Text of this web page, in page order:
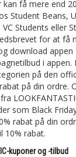
få mere end
Student Beans,
Students eller
for at få
download
i
på den
på din ordre.
som Black
rabat på din
10% rabat.
kuponer og -tilbud